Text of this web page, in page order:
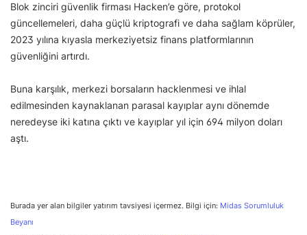
Blok zinciri güvenlik firması Hacken’e göre, protokol
güncellemeleri, daha güçlü kriptografi ve daha sağlam köprüler,
2023 yılına kıyasla merkeziyetsiz finans platformlarının
güvenliğini artırdı.
Buna karşılık, merkezi borsaların hacklenmesi ve ihlal
edilmesinden kaynaklanan parasal kayıplar aynı dönemde
neredeyse iki katına çıktı ve kayıplar yıl için 694 milyon doları
aştı.
Burada yer alan bilgiler yatırım tavsiyesi içermez. Bilgi için: Midas Sorumluluk
Beyanı